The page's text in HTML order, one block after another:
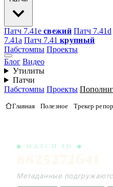
Патч 7.41e свежий Патч 7.41d
7.41а Патч 7.41 крупный
Пабстомпы Проекты
Блог Видео
Утилиты
Патчи
Пабстомпы Проекты
Главная Полезное Трекер
◆ MATCH ID ◆
Метаданные